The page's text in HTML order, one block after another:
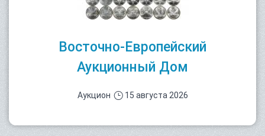
Восточно-Европейский
Аукционный Дом
Аукцион 15 августа 2026